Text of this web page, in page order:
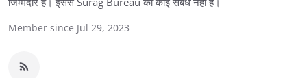
Member since Jul 29, 2023